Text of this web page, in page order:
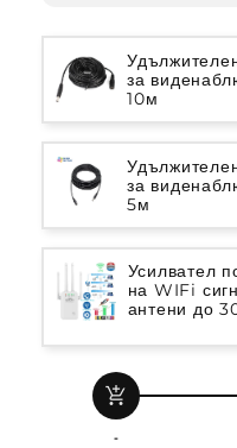
за
10м
за
5м
Усилвател
на WIFi
антени до
add_shopping_cart
-